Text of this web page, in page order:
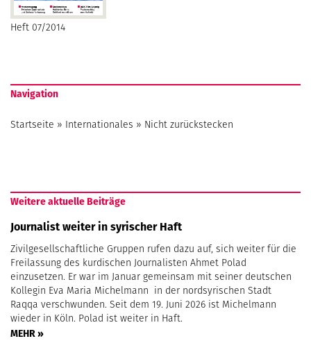
Heft 07/2014
Navigation
Startseite » Internationales » Nicht zurückstecken
Weitere aktuelle Beiträge
Journalist weiter in syrischer Haft
Zivilgesellschaftliche Gruppen rufen dazu auf, sich weiter für die
Freilassung des kurdischen Journalisten Ahmet Polad
einzusetzen. Er war im Januar gemeinsam mit seiner deutschen
Kollegin Eva Maria Michelmann in der nordsyrischen Stadt
Raqqa verschwunden. Seit dem 19. Juni 2026 ist Michelmann
wieder in Köln. Polad ist weiter in Haft.
MEHR »